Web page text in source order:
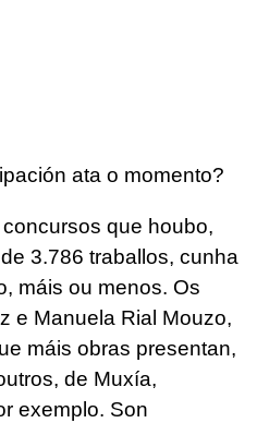
ata o momento?
que houbo,
3.786 traballos, cunha
máis ou menos. Os
e Manuela Rial Mouzo,
máis obras presentan,
de Muxía,
exemplo. Son